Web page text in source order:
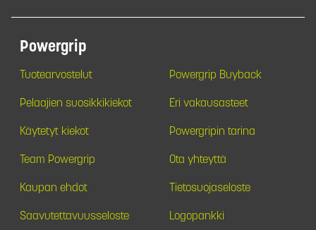
Powergrip
Tuotearvostelut Powergrip Buyback
Pelaajien suosikkikiekot Eri vakausasteet
Käytetyt kiekot Powergripin tarina
Team Powergrip Ota yhteyttä
Kaupan ehdot Tietosuojaseloste
Saavutettavuusseloste Logopankki